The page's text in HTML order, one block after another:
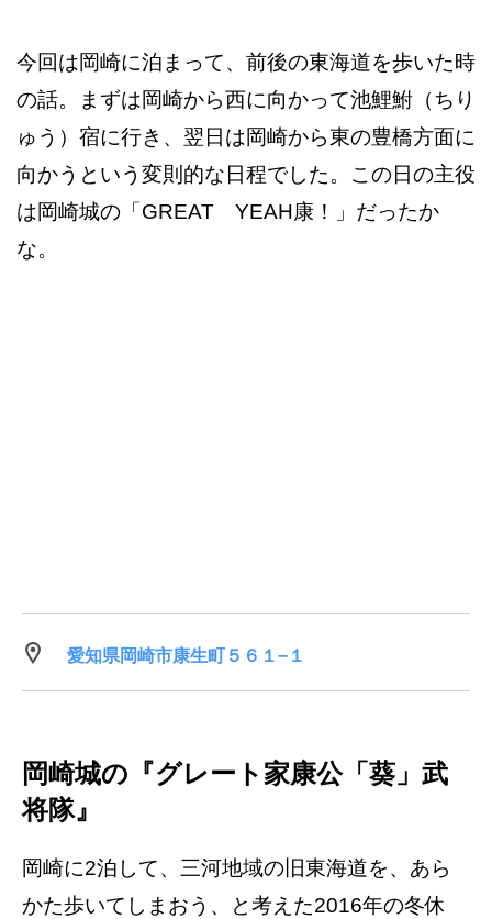
今回は岡崎に泊まって、前後の東海道を歩いた時
の話。まずは岡崎から西に向かって池鯉鮒（ちり
ゅう）宿に行き、翌日は岡崎から東の豊橋方面に
向かうという変則的な日程でした。この日の主役
は岡崎城の「GREAT YEAH康！」だったか
な。
愛知県岡崎市康生町５６１−１
岡崎城の『グレート家康公「葵」武
将隊』
岡崎に2泊して、三河地域の旧東海道を、あら
かた歩いてしまおう、と考えた2016年の冬休